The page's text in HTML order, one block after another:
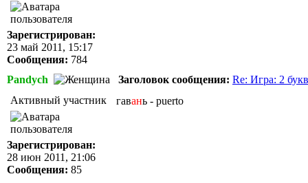
Зарегистрирован:
23 май 2011, 15:17
Сообщения: 784
Pandych
Заголовок сообщения: Re: Игра: 2
Активный участник
Зарегистрирован:
28 июн 2011, 21:06
Сообщения: 85
гавань - puerto